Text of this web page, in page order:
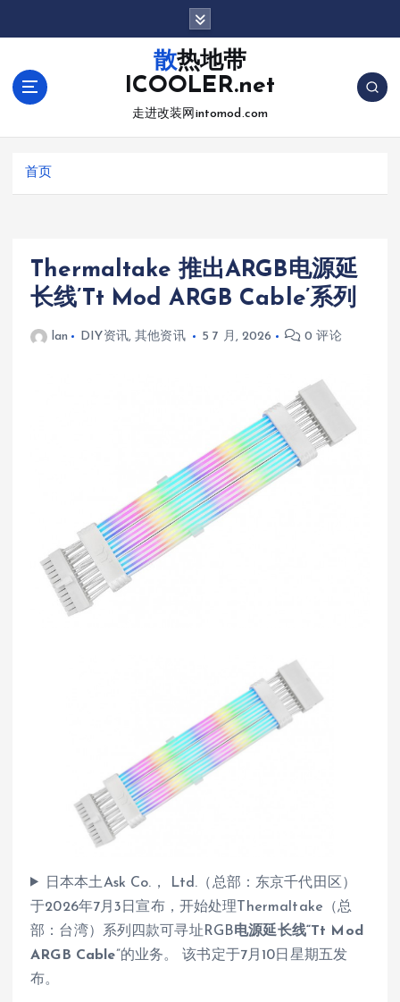
散热地带
ICOOLER.net
走进改装网intomod.com
首页
Thermaltake 推出ARGB电源延
长线’Tt Mod ARGB Cable’系列
lan DIY资讯,其他资讯 5 7 月, 2026 0 评论
日本本土Ask Co.， Ltd.（总部：东京千代田区）
于2026年7月3日宣布，开始处理Thermaltake（总
部：台湾）系列四款可寻址RGB电源延长线“Tt Mod
ARGB Cable”的业务。 该书定于7月10日星期五发
布。